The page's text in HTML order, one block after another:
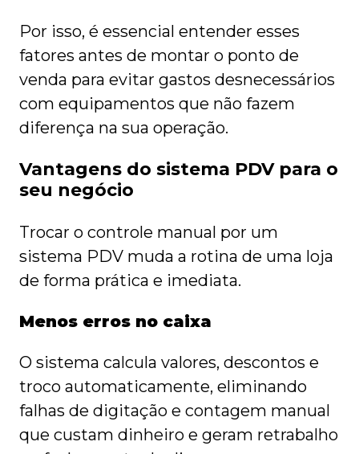
Por isso, é essencial entender esses
fatores antes de montar o ponto de
venda para evitar gastos desnecessários
com equipamentos que não fazem
diferença na sua operação.
Vantagens do sistema PDV para o
seu negócio
Trocar o controle manual por um
sistema PDV muda a rotina de uma loja
de forma prática e imediata.
Menos erros no caixa
O sistema calcula valores, descontos e
troco automaticamente, eliminando
falhas de digitação e contagem manual
que custam dinheiro e geram retrabalho